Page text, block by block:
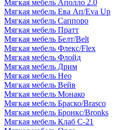
Мягкая мебель Аполло 2.0
Мягкая мебель Ева Ап/Eva Up
Мягкая мебель Саппоро
Мягкая мебель Пратт
Мягкая мебель Белт/Belt
Мягкая мебель Флекс/Flex
Мягкая мебель Флойд
Мягкая мебель Дрим
Мягкая мебель Нео
Мягкая мебель Вейв
Мягкая мебель Монако
Мягкая мебель Браско/Brasco
Мягкая мебель Бронкс/Bronks
Мягкая мебель Клаб С-21